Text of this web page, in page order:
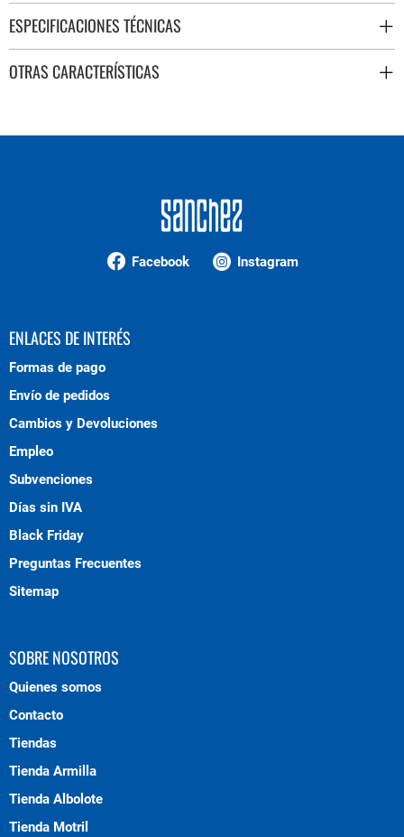
ESPECIFICACIONES TÉCNICAS
OTRAS CARACTERÍSTICAS
Facebook Instagram
ENLACES DE INTERÉS
Formas de pago
Envío de pedidos
Cambios y Devoluciones
Empleo
Subvenciones
Días sin IVA
Black Friday
Preguntas Frecuentes
Sitemap
SOBRE NOSOTROS
Quienes somos
Contacto
Tiendas
Tienda Armilla
Tienda Albolote
Tienda Motril